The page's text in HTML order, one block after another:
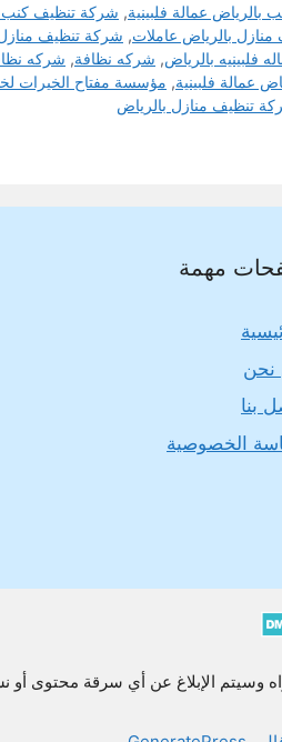
عمالة فلبينية, شركة تنظيف كنب و
بالرياض عاملات, شركة تنظيف منازل
فلبينيه بالرياض, شركه نظافة, شركه
عمالة فلبينية, مؤسسة مفتاح الخيرات
تنظيف منازل بالرياض
مهمة
نحن
بنا
الخصوصية